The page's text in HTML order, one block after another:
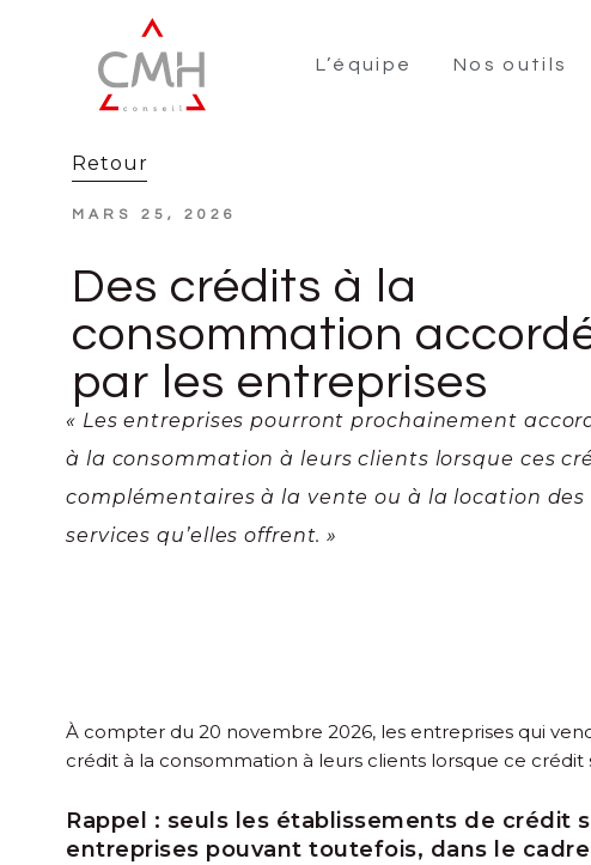
L’équipe Nos outils
Retour
MARS 25, 2026
Des crédits à la
consommation
par les entreprises
« Les entreprises pourront prochainement
à la consommation à leurs clients lorsque ces
complémentaires à la vente ou à la location des
services qu’elles offrent. »
À compter du 20 novembre 2026, les entreprises qui
crédit à la consommation à leurs clients lorsque ce crédit
Rappel : seuls les établissements de crédit
entreprises pouvant toutefois, dans le